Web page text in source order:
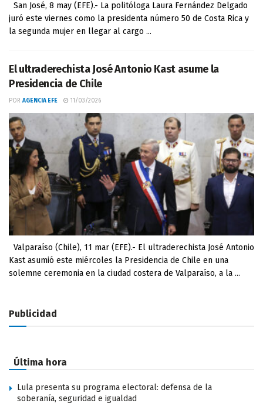
San José, 8 may (EFE).- La politóloga Laura Fernández Delgado
juró este viernes como la presidenta número 50 de Costa Rica y
la segunda mujer en llegar al cargo ...
El ultraderechista José Antonio Kast asume la
Presidencia de Chile
POR AGENCIA EFE 11/03/2026
Valparaíso (Chile), 11 mar (EFE).- El ultraderechista José Antonio
Kast asumió este miércoles la Presidencia de Chile en una
solemne ceremonia en la ciudad costera de Valparaíso, a la ...
Publicidad
Última hora
Lula presenta su programa electoral: defensa de la
soberanía, seguridad e igualdad